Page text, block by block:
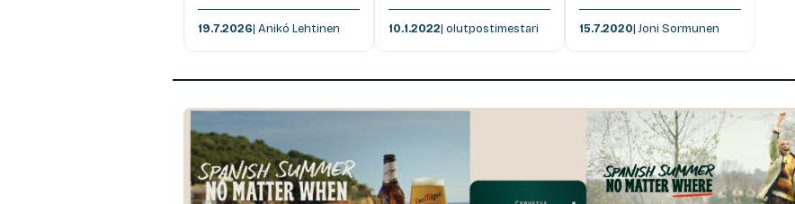
19.7.2026| Anikó Lehtinen 10.1.2022| olutpostimestari 15.7.2020| Joni Sormunen